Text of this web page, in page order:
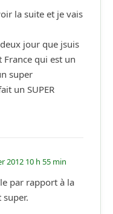
la suite et je vais
jour que jsuis
qui est un
super
un SUPER
2012 10 h 55 min
par rapport à la
super.